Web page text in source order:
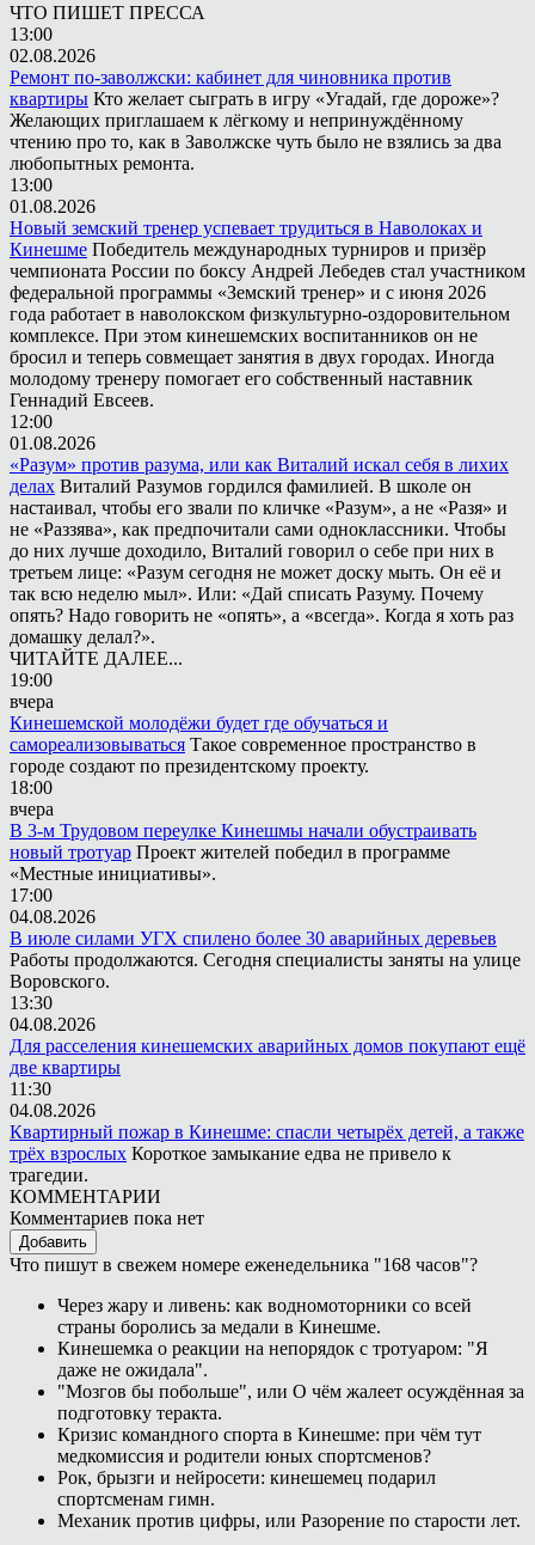
ЧТО ПИШЕТ ПРЕССА
13:00
02.08.2026
Ремонт по-заволжски: кабинет для чиновника против
квартиры Кто желает сыграть в игру «Угадай, где дороже»?
Желающих приглашаем к лёгкому и непринуждённому
чтению про то, как в Заволжске чуть было не взялись за два
любопытных ремонта.
13:00
01.08.2026
Новый земский тренер успевает трудиться в Наволоках и
Кинешме Победитель международных турниров и призёр
чемпионата России по боксу Андрей Лебедев стал участником
федеральной программы «Земский тренер» и с июня 2026
года работает в наволокском физкультурно-оздоровительном
комплексе. При этом кинешемских воспитанников он не
бросил и теперь совмещает занятия в двух городах. Иногда
молодому тренеру помогает его собственный наставник
Геннадий Евсеев.
12:00
01.08.2026
«Разум» против разума, или как Виталий искал себя в лихих
делах Виталий Разумов гордился фамилией. В школе он
настаивал, чтобы его звали по кличке «Разум», а не «Разя» и
не «Раззява», как предпочитали сами одноклассники. Чтобы
до них лучше доходило, Виталий говорил о себе при них в
третьем лице: «Разум сегодня не может доску мыть. Он её и
так всю неделю мыл». Или: «Дай списать Разуму. Почему
опять? Надо говорить не «опять», а «всегда». Когда я хоть раз
домашку делал?».
ЧИТАЙТЕ ДАЛЕЕ...
19:00
вчера
Кинешемской молодёжи будет где обучаться и
самореализовываться Такое современное пространство в
городе создают по президентскому проекту.
18:00
вчера
В 3-м Трудовом переулке Кинешмы начали обустраивать
новый тротуар Проект жителей победил в программе
«Местные инициативы».
17:00
04.08.2026
В июле силами УГХ спилено более 30 аварийных деревьев
Работы продолжаются. Сегодня специалисты заняты на улице
Воровского.
13:30
04.08.2026
Для расселения кинешемских аварийных домов покупают ещё
две квартиры
11:30
04.08.2026
Квартирный пожар в Кинешме: спасли четырёх детей, а также
трёх взрослых Короткое замыкание едва не привело к
трагедии.
КОММЕНТАРИИ
Комментариев пока нет
Добавить
Что пишут в свежем номере еженедельника "168 часов"?
Через жару и ливень: как водномоторники со всей
страны боролись за медали в Кинешме.
Кинешемка о реакции на непорядок с тротуаром: "Я
даже не ожидала".
"Мозгов бы побольше", или О чём жалеет осуждённая за
подготовку теракта.
Кризис командного спорта в Кинешме: при чём тут
медкомиссия и родители юных спортсменов?
Рок, брызги и нейросети: кинешемец подарил
спортсменам гимн.
Механик против цифры, или Разорение по старости лет.